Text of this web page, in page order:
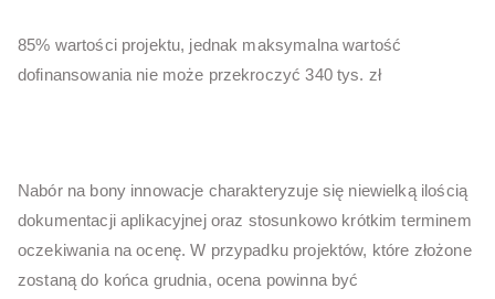
85% wartości projektu, jednak maksymalna wartość
dofinansowania nie może przekroczyć 340 tys. zł
Nabór na bony innowacje charakteryzuje się niewielką ilością
dokumentacji aplikacyjnej oraz stosunkowo krótkim terminem
oczekiwania na ocenę. W przypadku projektów, które złożone
zostaną do końca grudnia, ocena powinna być